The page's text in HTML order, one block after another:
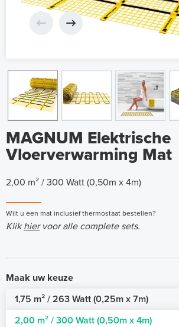
MAGNUM Elektrische
Vloerverwarming Mat
2,00 m² / 300 Watt (0,50m x 4m)
Wilt u een mat inclusief thermostaat bestellen?
Klikhiervoor alle complete sets.
Maak uw keuze
1,75 m² / 263 Watt (0,25m x 7m)
2,00 m² / 300 Watt (0,50m x 4m)